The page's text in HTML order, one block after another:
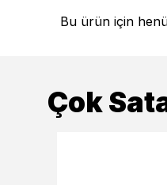
Bu ürün için
Çok